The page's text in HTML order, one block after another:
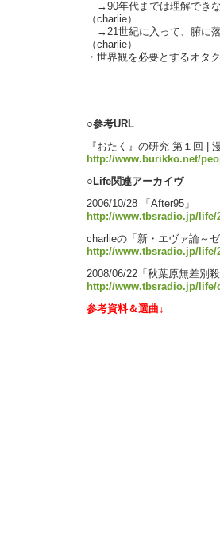
→90年代までは理解でき
（charlie）
→21世紀に入って、腑に
（charlie）
・世界観を必要とするオタ
○参考URL
『おたく』の研究 第１回 |
http://www.burikko.net/
○Life関連アーカイヴ
2006/10/28 「After95」
http://www.tbsradio.jp/life/
charlieの「新・エヴァ論～
http://www.tbsradio.jp/life/
2008/06/22「秋葉原無差別
http://www.tbsradio.jp/life/
参考資料＆選曲↓